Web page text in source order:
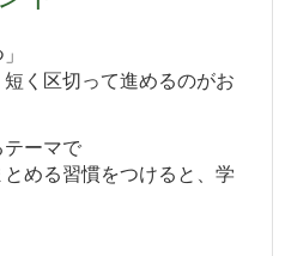
く区切って進めるのがお
テーマで
める習慣をつけると、学